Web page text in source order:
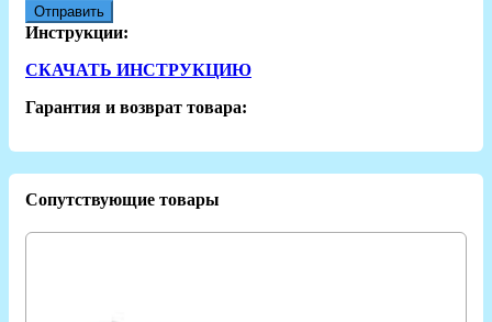
Отправить
Инструкции:
СКАЧАТЬ ИНСТРУКЦИЮ
Гарантия и возврат товара:
Сопутствующие товары